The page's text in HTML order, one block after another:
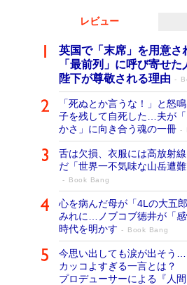
レビュー
英国で「末席」を用意さ
「最前列」に呼び寄せ
陛下が尊敬される理由
「死ぬとか言うな！」と怒
子を残して自死した…夫が
かさ」に向き合う魂の一冊
舌は欠損、衣服には高放射
だ「世界一不気味な山岳遭
Book Bang
心を病んだ母が「4Lの大五
みれに…ノブコブ徳井が「
時代を明かす
Book Bang
今思い出しても涙が出そう
カッコよすぎる一言とは？
プロデューサーによる『人